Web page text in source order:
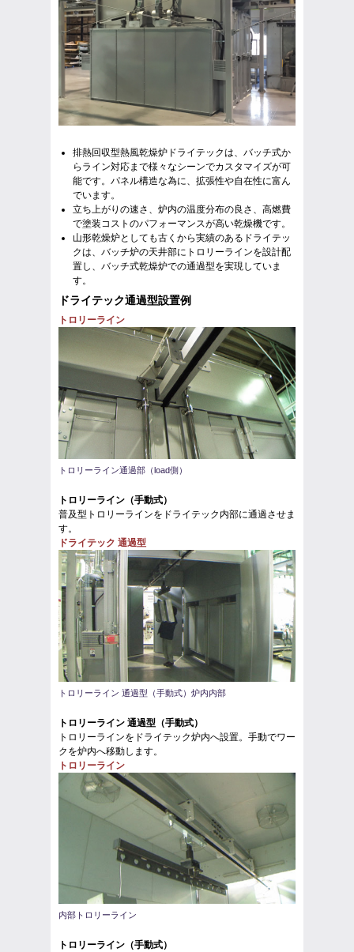
排熱回収型熱風乾燥炉ドライテックは、バッチ式か
らライン対応まで様々なシーンでカスタマイズが可
能です。パネル構造な為に、拡張性や自在性に富ん
でいます。
立ち上がりの速さ、炉内の温度分布の良さ、高燃費
で塗装コストのパフォーマンスが高い乾燥機です。
山形乾燥炉としても古くから実績のあるドライテッ
クは、バッチ炉の天井部にトロリーラインを設計配
置し、バッチ式乾燥炉での通過型を実現していま
す。
ドライテック通過型設置例
トロリーライン
トロリーライン通過部（load側）
トロリーライン（手動式）
普及型トロリーラインをドライテック内部に通過させま
す。
ドライテック 通過型
トロリーライン 通過型（手動式）炉内内部
トロリーライン 通過型（手動式）
トロリーラインをドライテック炉内へ設置。手動でワー
クを炉内へ移動します。
トロリーライン
内部トロリーライン
トロリーライン（手動式）